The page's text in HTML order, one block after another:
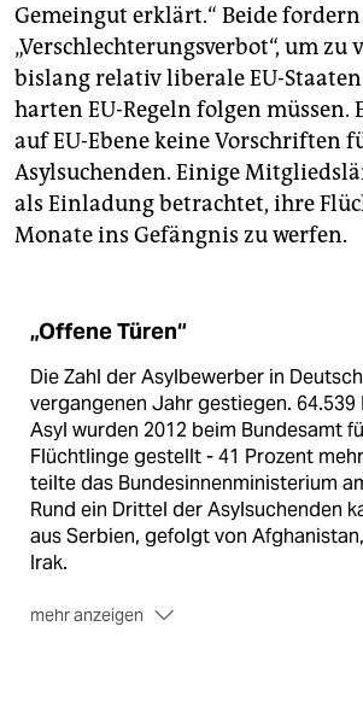
Gemeingut erklärt.“ Beide
„Verschlechterungsverbot“, um zu
bislang relativ liberale EU-
harten EU-Regeln folgen müssen.
auf EU-Ebene keine Vorschriften
Asylsuchenden. Einige
als Einladung betrachtet, ihre
Monate ins Gefängnis zu werfen.
„Offene Türen“
Die Zahl der Asylbewerber in
vergangenen Jahr gestiegen.
Asyl wurden 2012 beim Bundesamt
Flüchtlinge gestellt - 41 Prozent
teilte das Bundesinnenministerium
Rund ein Drittel der Asylsuchenden
aus Serbien, gefolgt von
Irak.
mehr anzeigen